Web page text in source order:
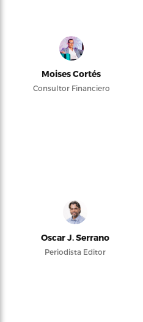
Moises Cortés
Consultor Financiero
Oscar J. Serrano
Periodista Editor